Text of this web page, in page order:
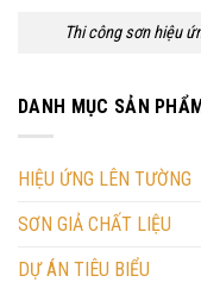
Thi công sơn hiệu
DANH MỤC SẢN
HIỆU ỨNG LÊN TƯỜNG
SƠN GIẢ CHẤT LIỆU
DỰ ÁN TIÊU BIỂU